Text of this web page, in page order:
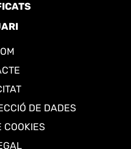
DE DADES
COOKIES